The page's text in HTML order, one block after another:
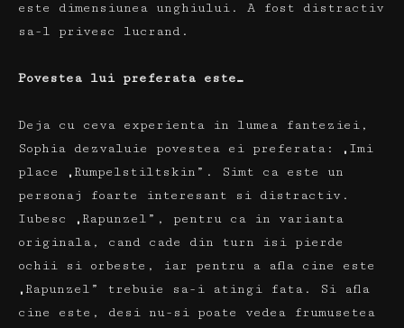
este dimensiunea unghiului. A fost distractiv
sa-l privesc lucrand.
Povestea lui preferata este…
Deja cu ceva experienta in lumea fanteziei,
Sophia dezvaluie povestea ei preferata: „Imi
place „Rumpelstiltskin”.
Simt ca este un
personaj foarte interesant si distractiv.
Iubesc „Rapunzel”, pentru ca in varianta
originala, cand cade din turn isi pierde
ochii si orbeste, iar pentru a afla cine este
„Rapunzel” trebuie sa-i atingi fata.
Si afla
cine este, desi nu-si poate vedea frumusetea